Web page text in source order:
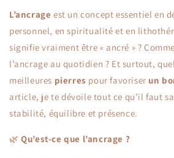
L’ancrage est un concept essentiel en
personnel, en spiritualité et en
signifie vraiment être « ancré » ?
l’ancrage au quotidien ? Et surtout,
meilleures pierres pour favoriser un
article, je te dévoile tout ce qu’il faut
stabilité, équilibre et présence.
🌿Qu’est-ce que l’ancrage ?